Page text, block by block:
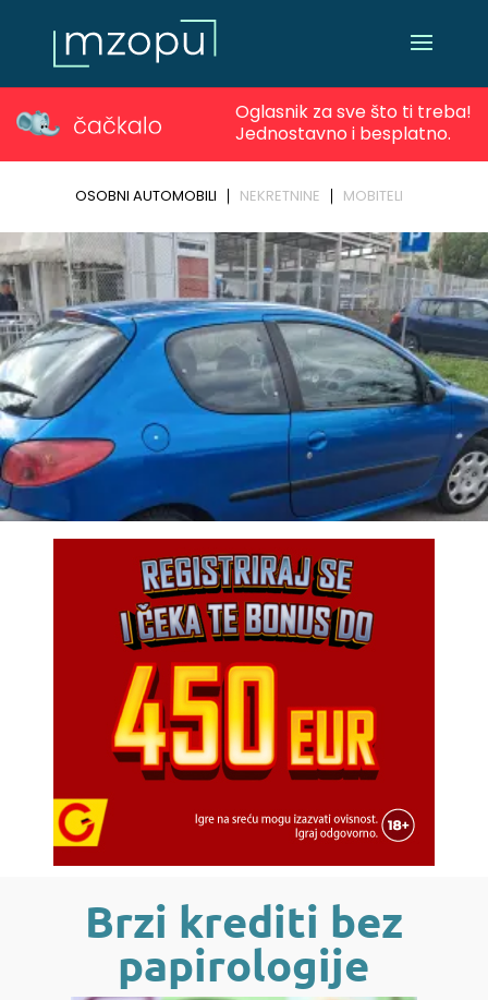
Brzi krediti bez
papirologije